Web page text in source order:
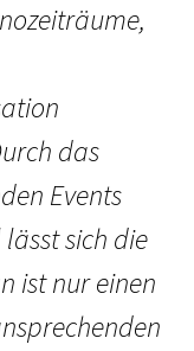
das
Events
sich die
ist nur einen